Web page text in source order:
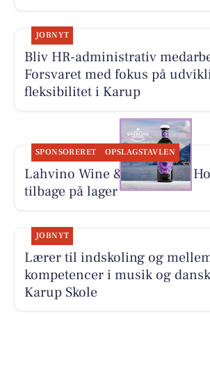
JOBNYT
Bliv HR-administrativ
Forsvaret med fokus på
fleksibilitet i Karup
SPONSORERET OPSLAGSTAVLEN
Lahvino Wine & Spirits har
tilbage på lager
JOBNYT
Lærer til indskoling og
kompetencer i musik og
Karup Skole